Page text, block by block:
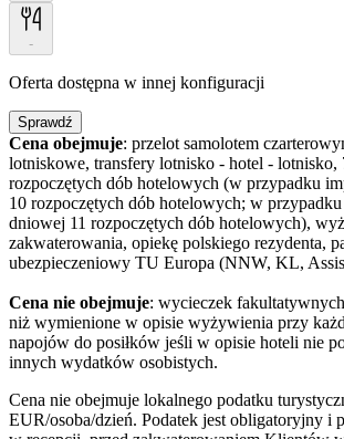
-
Oferta dostępna w innej konfiguracji
Sprawdź
Cena obejmuje: przelot samolotem
lotniskowe, transfery lotnisko - hotel - lotnisko,
rozpoczętych dób hotelowych (w przypadku
10 rozpoczętych dób hotelowych; w
dniowej 11 rozpoczętych dób hotelowych),
zakwaterowania, opiekę polskiego rezydenta,
ubezpieczeniowy TU Europa (NNW, KL,
Cena nie obejmuje: wycieczek
niż wymienione w opisie wyżywienia przy
napojów do posiłków jeśli w opisie hoteli nie
innych wydatków osobistych.
Cena nie obejmuje lokalnego podatku
EUR/osoba/dzień. Podatek jest obligatoryjny i